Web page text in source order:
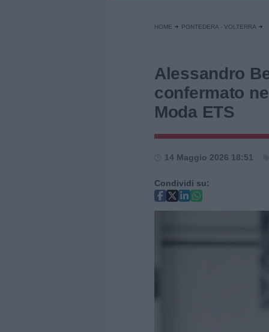
HOME PONTEDERA - VOLTERRA
Alessandro
confermato
Moda ETS
14 Maggio 2026 18:51
Condividi su: